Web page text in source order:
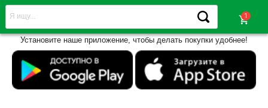
shopping_cart
Установите наше приложение, чтобы делать покупки удобнее!